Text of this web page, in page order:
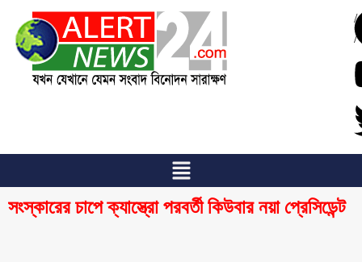
/
/
সংস্কারের চাপে ক্যাস্ত্রো পরবর্তী কিউবার নয়া প্রেসিডেন্ট